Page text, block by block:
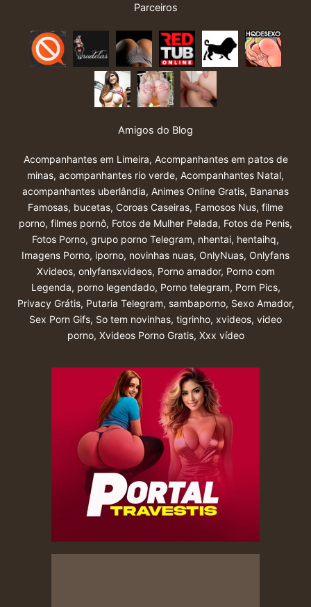
Parceiros
Amigos do Blog
Acompanhantes em Limeira, Acompanhantes em patos de
minas, acompanhantes rio verde, Acompanhantes Natal,
acompanhantes uberlândia, Animes Online Gratis, Bananas
Famosas, bucetas, Coroas Caseiras, Famosos Nus, filme
porno, filmes pornô, Fotos de Mulher Pelada, Fotos de Penis,
Fotos Porno, grupo porno Telegram, nhentai, hentaihq,
Imagens Porno, iporno, novinhas nuas, OnlyNuas, Onlyfans
Xvideos, onlyfansxvideos, Porno amador, Porno com
Legenda, porno legendado, Porno telegram, Porn Pics,
Privacy Grátis, Putaria Telegram, sambaporno, Sexo Amador,
Sex Porn Gifs, So tem novinhas, tigrinho, xvideos, video
porno, Xvideos Porno Gratis, Xxx vídeo